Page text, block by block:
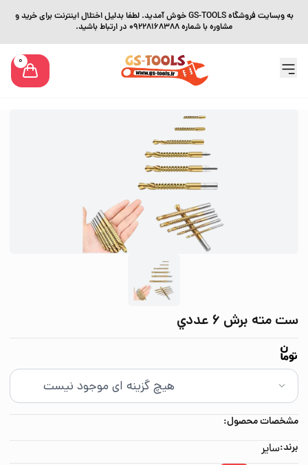
به وبسایت فروشگاه GS-TOOLS خوش آمدید. لطفا بدلیل اختلال اینترنت برای خرید و
مشاوره با شماره 09228168388 در ارتباط باشید.
0
ست مته برش 6 عددي
مشخصات محصول:
برند:سایر